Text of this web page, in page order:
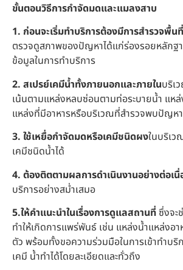
ขั้นตอนวิธีการกำจัดมดและแมลงสาบ
1. ก่อนจะเริ่มทำบริการต้องมีการสำรวจพื้น
ตรวจดูสภาพของปัญหาได้แก่ร่องรอยหลักฐ
ข้อมูลในการทำบริการ
2. สเปรย์เคมีน้ำทั้งภายนอกและภายในบริเ
เน้นตามแหล่งหลบซ่อนตามท่อระบายน้ำ แห
แหล่งที่มีอาหารหรือบริเวณที่สำรวจพบปัญหา
3. ใช้เหยื่อกำจัดมดหรือเคมีชนิดผงในบริเว
เคมีชนิดน้ำได้
4. ต้องติตตามผลการดำเนินงานอย่างต่อเนื่
บริการอย่างสม่ำเสมอ
5.ให้คำแนะนำในเรื่องการดูแลสถานที่ซึ่งจะ
ทำให้เกิดการแพร่พันธ์ เช่น แหล่งน้ำแหล่งอ
ตัว พร้อมทั้งขอความร่วมมือในการเข้าทำบริ
เคมี น้ำทำได้โดยละเอียดและทั่วถึง